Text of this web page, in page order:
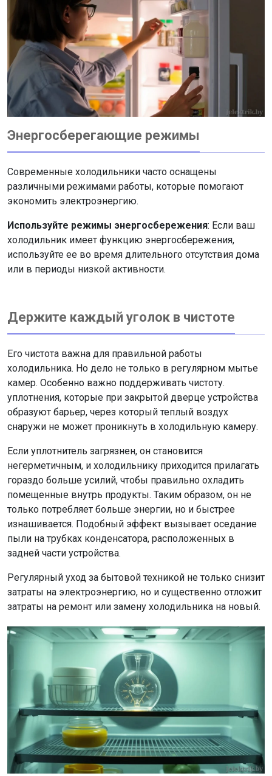
Энергосберегающие режимы
Современные холодильники часто оснащены
различными режимами работы, которые помогают
экономить электроэнергию.
Используйте режимы энергосбережения: Если ваш
холодильник имеет функцию энергосбережения,
используйте ее во время длительного отсутствия дома
или в периоды низкой активности.
Держите каждый уголок в чистоте
Его чистота важна для правильной работы
холодильника. Но дело не только в регулярном мытье
камер. Особенно важно поддерживать чистоту.
уплотнения, которые при закрытой дверце устройства
образуют барьер, через который теплый воздух
снаружи не может проникнуть в холодильную камеру.
Если уплотнитель загрязнен, он становится
негерметичным, и холодильнику приходится прилагать
гораздо больше усилий, чтобы правильно охладить
помещенные внутрь продукты. Таким образом, он не
только потребляет больше энергии, но и быстрее
изнашивается. Подобный эффект вызывает оседание
пыли на трубках конденсатора, расположенных в
задней части устройства.
Регулярный уход за бытовой техникой не только снизит
затраты на электроэнергию, но и существенно отложит
затраты на ремонт или замену холодильника на новый.